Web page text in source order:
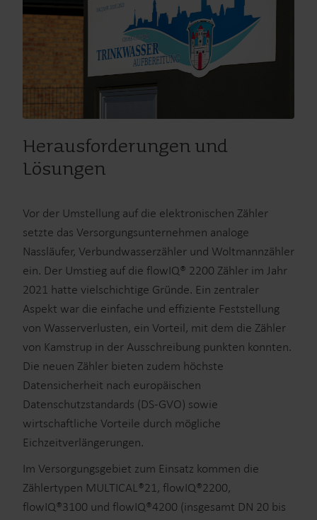
Herausforderungen und
Lösungen
Vor der Umstellung auf die elektronischen Zähler
setzte das Versorgungsunternehmen analoge
Nassläufer, Verbundwasserzähler und Woltmannzähler
ein. Der Umstieg auf die flowIQ® 2200 Zähler im Jahr
2021 hatte vielschichtige Gründe. Ein zentraler
Aspekt war die einfache und effiziente Feststellung
von Wasserverlusten, ein Vorteil, mit dem die Zähler
von Kamstrup in der Ausschreibung punkten konnten.
Die neuen Zähler bieten zudem höchste
Datensicherheit nach europäischen
Datenschutzstandards (DS-GVO) sowie
wirtschaftliche Vorteile durch mögliche
Eichzeitverlängerungen.
Im Versorgungsgebiet zum Einsatz kommen die
Zählertypen MULTICAL®21, flowIQ®2200,
flowIQ®3100 und flowIQ®4200 (insgesamt DN 20 bis